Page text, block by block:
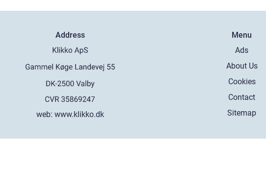
Address
web:www.klikko.dk
Menu
Ads
About Us
Cookies
Contact
Sitemap